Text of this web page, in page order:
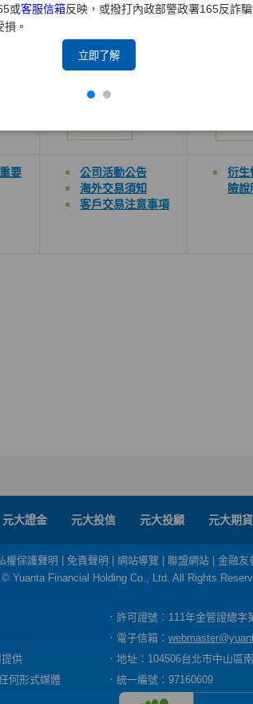
或客服信箱反映，或撥打內政部警政署165反詐
。
立即了解
複委託
要
公司活動公告
海外交易須知
客戶交易注意事項
衍生
險說
元大證金 元大投信 元大投顧 元大期貨
權保護聲明 免責聲明 網站導覽 聯盟網站 金融友
Yuanta Financial Holding Co., Ltd. All Rights
．許可證號：111年金管證總字
．電子信箱：
供
．地址：104506台北市中山區
何形式媒體
．統一編號：97160609